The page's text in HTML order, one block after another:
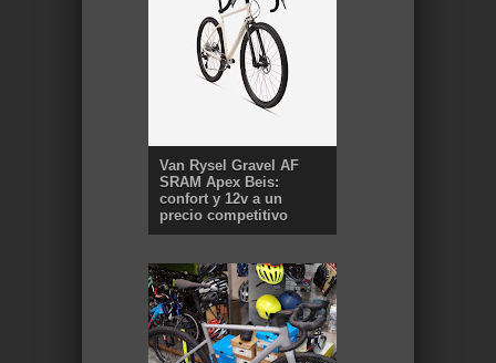
Van Rysel Gravel AF
SRAM Apex Beis:
confort y 12v a un
precio competitivo